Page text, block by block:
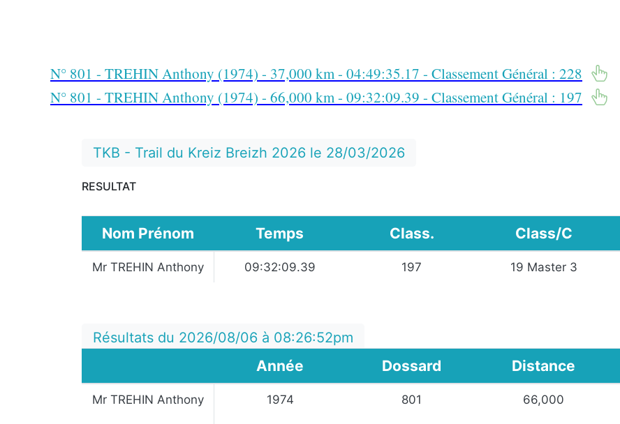
N° 801 - TREHIN Anthony (1974) - 37,000 km - 04:49:35.17 - Classement Général : 228
N° 801 - TREHIN Anthony (1974) - 66,000 km - 09:32:09.39 - Classement Général : 197
TKB - Trail du Kreiz Breizh 2026 le 28/03/2026
RESULTAT
Nom Prénom Temps Class. Class/C
Mr TREHIN Anthony 09:32:09.39 197 19 Master 3
Résultats du 2026/08/06 à 08:26:52pm
Année Dossard Distance
Mr TREHIN Anthony 1974 801 66,000